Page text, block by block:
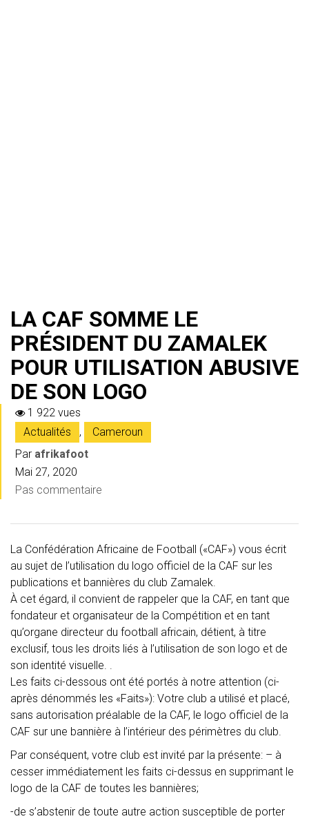
LA CAF SOMME LE
PRÉSIDENT DU ZAMALEK
POUR UTILISATION ABUSIVE
DE SON LOGO
1 922 vues
Actualités
,
Cameroun
Par afrikafoot
Mai 27, 2020
Pas commentaire
La Confédération Africaine de Football («CAF») vous écrit
au sujet de l’utilisation du logo officiel de la CAF sur les
publications et bannières du club Zamalek.
À cet égard, il convient de rappeler que la CAF, en tant que
fondateur et organisateur de la Compétition et en tant
qu’organe directeur du football africain, détient, à titre
exclusif, tous les droits liés à l’utilisation de son logo et de
son identité visuelle. .
Les faits ci-dessous ont été portés à notre attention (ci-
après dénommés les «Faits»): Votre club a utilisé et placé,
sans autorisation préalable de la CAF, le logo officiel de la
CAF sur une bannière à l’intérieur des périmètres du club.
Par conséquent, votre club est invité par la présente: – à
cesser immédiatement les faits ci-dessus en supprimant le
logo de la CAF de toutes les bannières;
-de s’abstenir de toute autre action susceptible de porter